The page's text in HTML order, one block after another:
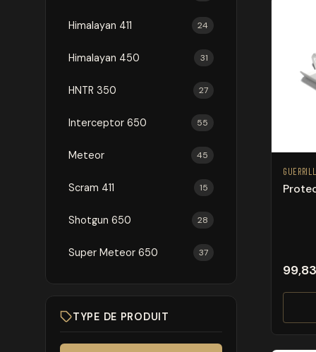
Himalayan 411 24
Himalayan 450 31
HNTR 350 27
Interceptor 650 55
Meteor 45
Scram 411 15
Shotgun 650 28
Super Meteor 650 37
TYPE DE PRODUIT
99,83